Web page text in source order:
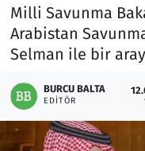
Milli Savunma
Arabistan
Selman ile bir
BURCU BALTA
EDITÖR
Kurumsal
Lezzet Durağı
Memur ve Kamu
Otomobil